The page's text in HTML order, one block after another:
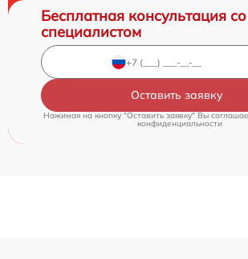
Бесплатная консультация со
специалистом
Оставить заявку
Нажимая на кнопку "Оставить заявку" Вы
конфиденциальности